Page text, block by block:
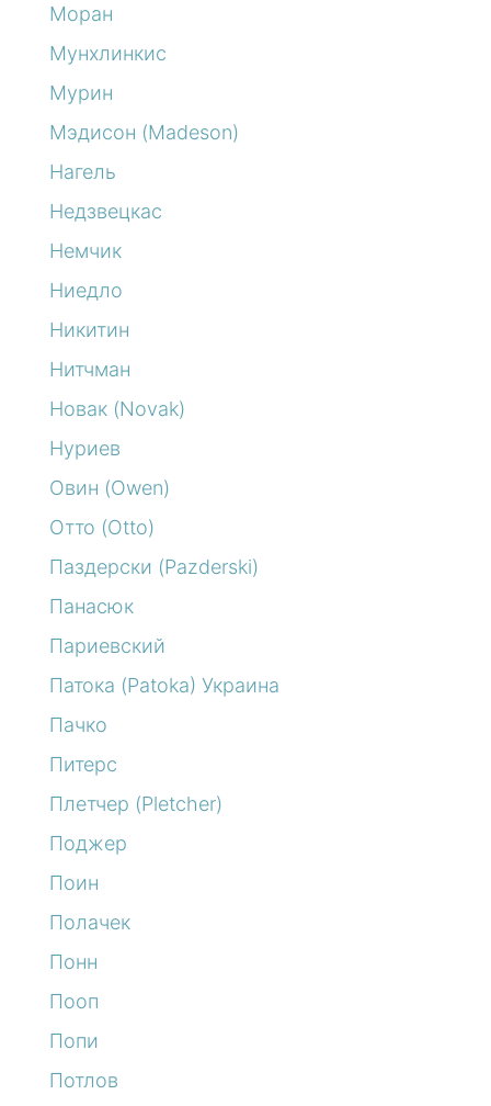
Моран
Мунхлинкис
Мурин
Мэдисон (Madeson)
Нагель
Недзвецкас
Немчик
Ниедло
Никитин
Нитчман
Новак (Novak)
Нуриев
Овин (Owen)
Отто (Otto)
Паздерски (Pazderski)
Панасюк
Париевский
Патока (Patoka) Украина
Пачко
Питерс
Плетчер (Pletcher)
Поджер
Поин
Полачек
Понн
Пооп
Попи
Потлов